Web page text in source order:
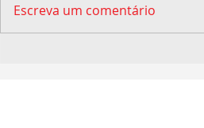
Escreva um comentário